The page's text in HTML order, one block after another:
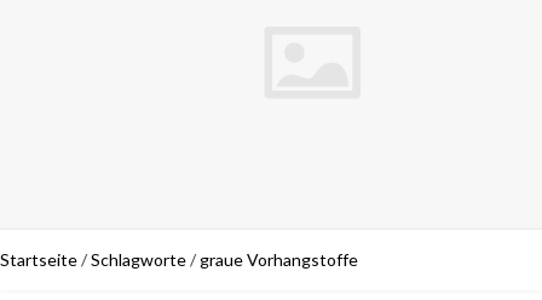
Startseite/Schlagworte/graue Vorhangstoffe